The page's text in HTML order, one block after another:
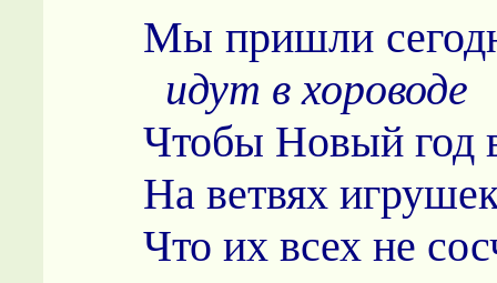
Мы пришли
идут в хороводе
Чтобы Новый год
На ветвях
Что их всех не